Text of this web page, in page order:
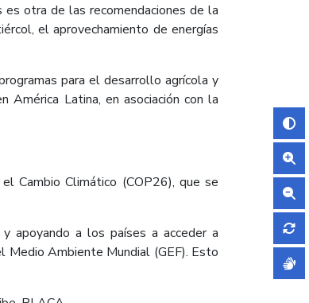
es otra de las recomendaciones de la
el aprovechamiento de energías
para el desarrollo agrícola y
América Latina, en asociación con la
Cambio Climático (COP26), que se
apoyando a los países a acceder a
Medio Ambiente Mundial (GEF). Esto